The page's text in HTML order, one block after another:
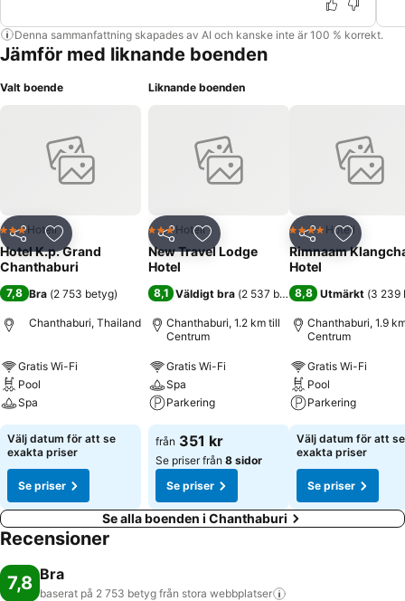
Denna sammanfattning skapades av AI och kanske inte är 100 % korrekt.
Jämför med liknande boenden
Valt boende
Dela Lägg till i Mina Favoriter
3 Stjärnor
Hotell
Hotel K.p. Grand
Chanthaburi
7,8 Bra (2 753 betyg)
Chanthaburi, Thailand
Gratis Wi-Fi
Pool
Spa
Välj datum för att se
exakta priser
Se priser
Liknande boenden
Dela Lägg till i Mina Favoriter
3 Stjärnor
Hotell
New Travel Lodge
Hotel
8,1 Väldigt bra (2 537 betyg)
Chanthaburi, 1.2 km till
Centrum
Gratis Wi-Fi
Spa
Parkering
från 351 kr
Se priser från 8 sidor
Se priser
Dela Lägg till
4 StjärnorHotell
Rimnaam
Hotel
8,8 Utmärkt (3 239
Chanthaburi, 1.9
Centrum
Gratis Wi-Fi
Pool
Parkering
Välj datum för att se
exakta priser
Se priser
Se alla boenden i Chanthaburi
Recensioner
7,8 Bra
baserat på 2 753 betyg från stora webbplatser